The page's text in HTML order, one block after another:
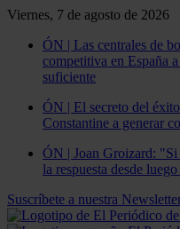
Viernes, 7 de agosto de 2026
ÓN | Las centrales de
competitiva en España
suficiente
ÓN | El secreto del
Constantine a generar
ÓN | Joan Groizard: "Si
la respuesta desde
Suscríbete a nuestra